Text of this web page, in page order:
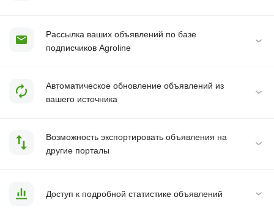
Рассылка ваших объявлений по базе
подписчиков Agroline
Автоматическое обновление объявлений из
вашего источника
Возможность экспортировать объявления на
другие порталы
Доступ к подробной статистике объявлений